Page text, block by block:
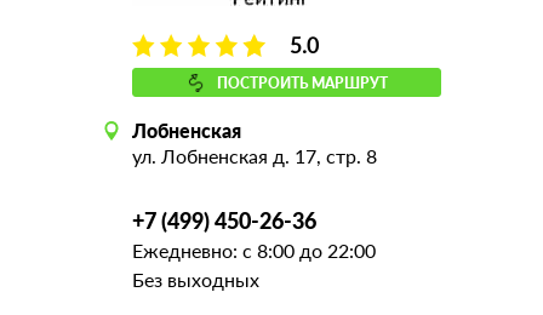
5.0
ПОСТРОИТЬ МАРШРУТ
Лобненская
ул. Лобненская д. 17, стр. 8
+7 (499) 450-26-36
Ежедневно: с 8:00 до 22:00
Без выходных